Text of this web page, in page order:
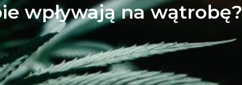
wpływają na wątrobę?